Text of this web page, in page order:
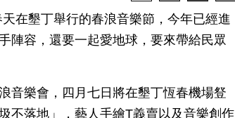
在墾丁舉行的春浪音樂節，今年已經進
陣容，還要一起愛地球，要來帶給民眾
音樂會，四月七日將在墾丁恆春機場豋
不落地」，藝人手繪T義賣以及音樂創作